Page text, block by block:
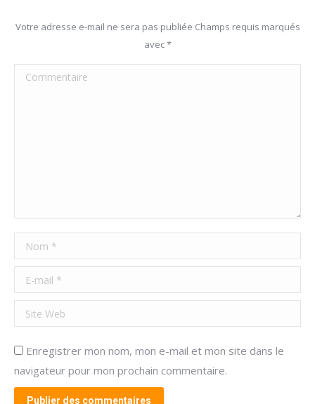
Votre adresse e-mail ne sera pas publiée Champs requis marqués
avec*
Commentaire
Nom *
E-mail *
Site Web
Enregistrer mon nom, mon e-mail et mon site dans le
navigateur pour mon prochain commentaire.
Publier des commentaires